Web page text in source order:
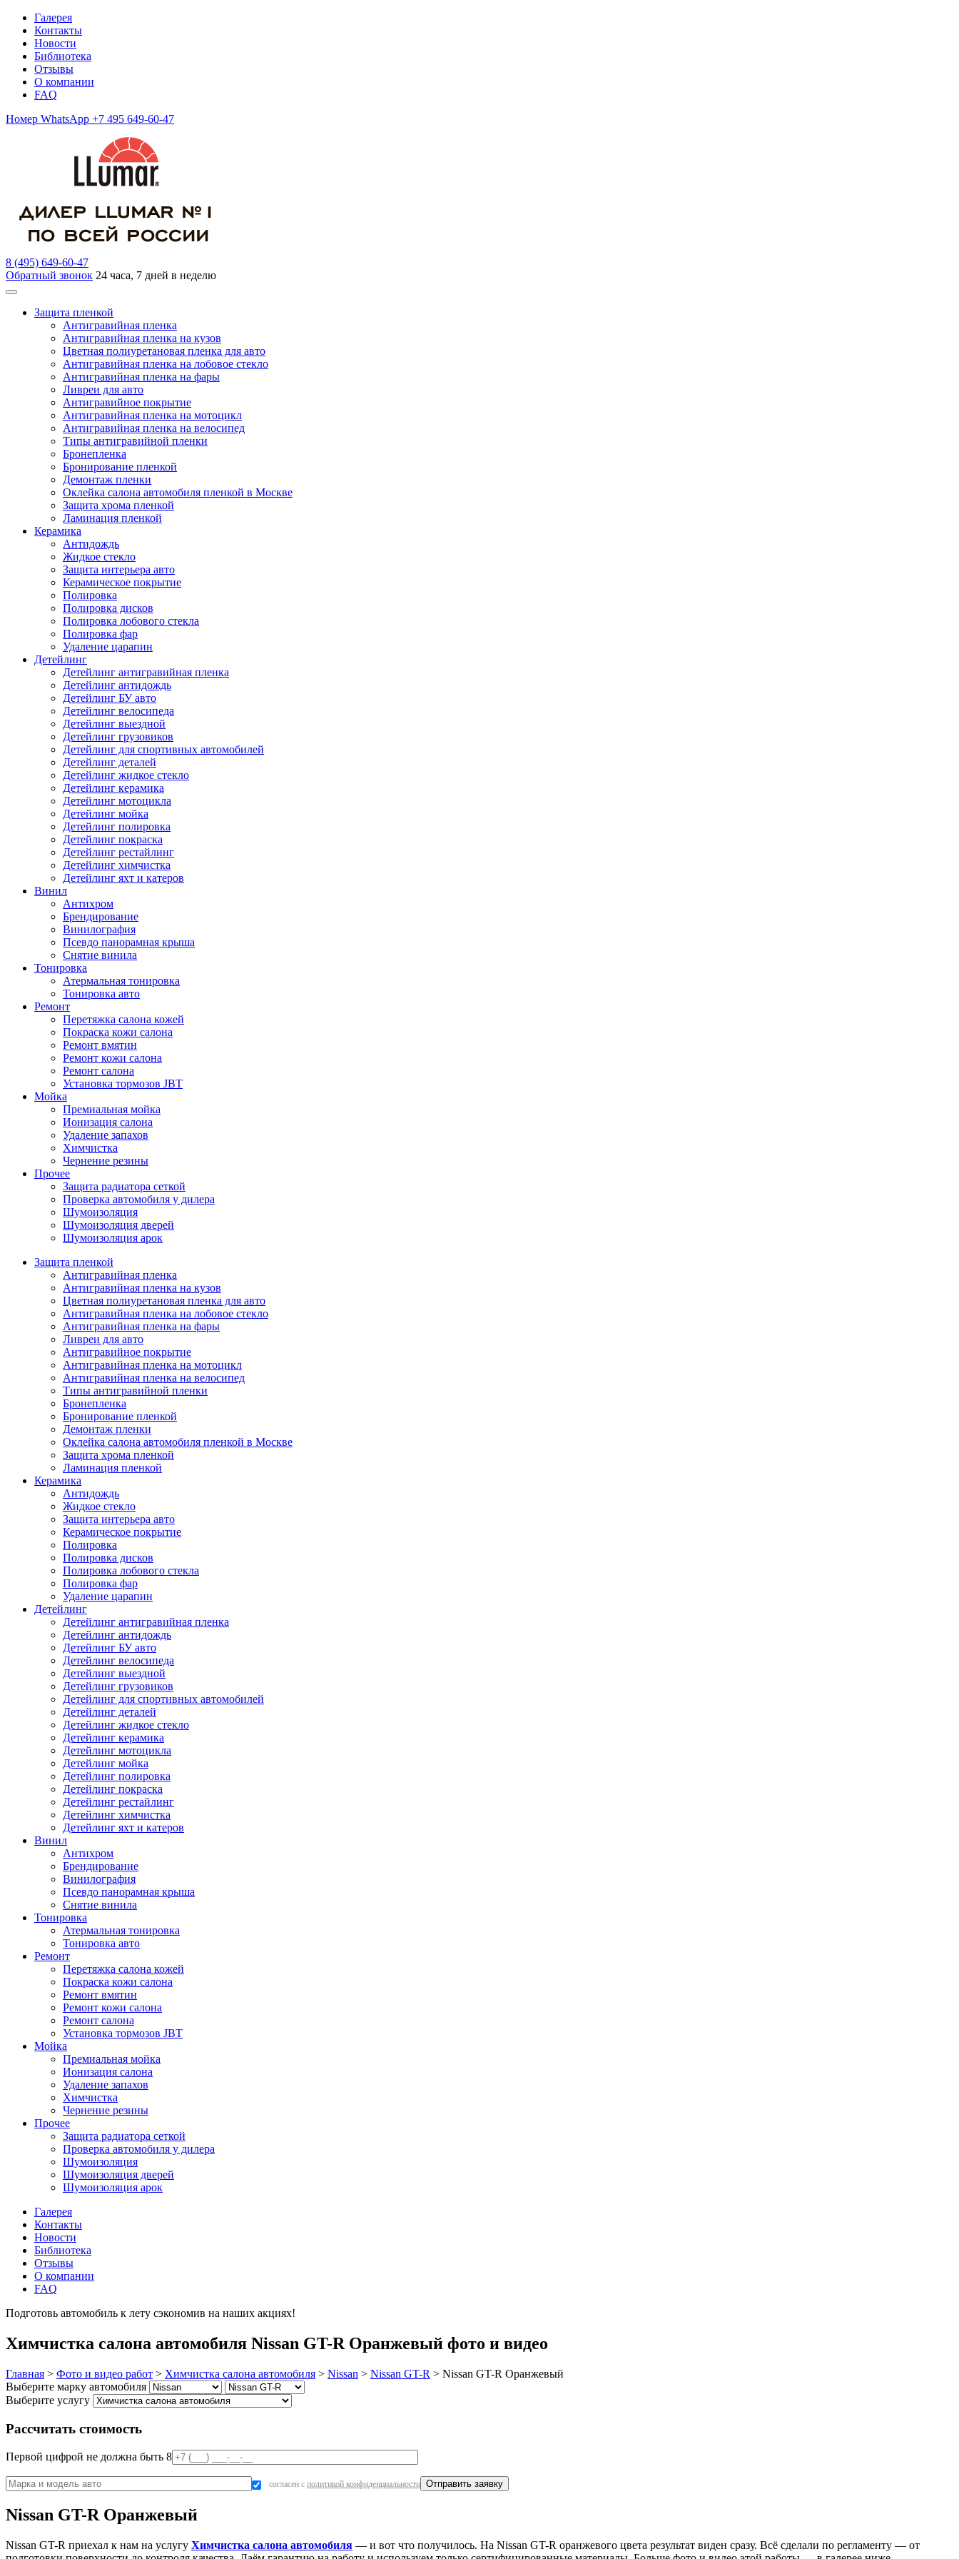
Галерея
Контакты
Новости
Библиотека
Отзывы
О компании
FAQ
Номер WhatsApp +7 495 649-60-47
8 (495) 649-60-47
Обратный звонок 24 часа, 7 дней в неделю
Защита пленкой
Антигравийная пленка
Антигравийная пленка на кузов
Цветная полиуретановая пленка для авто
Антигравийная пленка на лобовое стекло
Антигравийная пленка на фары
Ливреи для авто
Антигравийное покрытие
Антигравийная пленка на мотоцикл
Антигравийная пленка на велосипед
Типы антигравийной пленки
Бронепленка
Бронирование пленкой
Демонтаж пленки
Оклейка салона автомобиля пленкой в Москве
Защита хрома пленкой
Ламинация пленкой
Керамика
Антидождь
Жидкое стекло
Защита интерьера авто
Керамическое покрытие
Полировка
Полировка дисков
Полировка лобового стекла
Полировка фар
Удаление царапин
Детейлинг
Детейлинг антигравийная пленка
Детейлинг антидождь
Детейлинг БУ авто
Детейлинг велосипеда
Детейлинг выездной
Детейлинг грузовиков
Детейлинг для спортивных автомобилей
Детейлинг деталей
Детейлинг жидкое стекло
Детейлинг керамика
Детейлинг мотоцикла
Детейлинг мойка
Детейлинг полировка
Детейлинг покраска
Детейлинг рестайлинг
Детейлинг химчистка
Детейлинг яхт и катеров
Винил
Антихром
Брендирование
Винилография
Псевдо панорамная крыша
Снятие винила
Тонировка
Атермальная тонировка
Тонировка авто
Ремонт
Перетяжка салона кожей
Покраска кожи салона
Ремонт вмятин
Ремонт кожи салона
Ремонт салона
Установка тормозов JBT
Мойка
Премиальная мойка
Ионизация салона
Удаление запахов
Химчистка
Чернение резины
Прочее
Защита радиатора сеткой
Проверка автомобиля у дилера
Шумоизоляция
Шумоизоляция дверей
Шумоизоляция арок
Защита пленкой
Антигравийная пленка
Антигравийная пленка на кузов
Цветная полиуретановая пленка для авто
Антигравийная пленка на лобовое стекло
Антигравийная пленка на фары
Ливреи для авто
Антигравийное покрытие
Антигравийная пленка на мотоцикл
Антигравийная пленка на велосипед
Типы антигравийной пленки
Бронепленка
Бронирование пленкой
Демонтаж пленки
Оклейка салона автомобиля пленкой в Москве
Защита хрома пленкой
Ламинация пленкой
Керамика
Антидождь
Жидкое стекло
Защита интерьера авто
Керамическое покрытие
Полировка
Полировка дисков
Полировка лобового стекла
Полировка фар
Удаление царапин
Детейлинг
Детейлинг антигравийная пленка
Детейлинг антидождь
Детейлинг БУ авто
Детейлинг велосипеда
Детейлинг выездной
Детейлинг грузовиков
Детейлинг для спортивных автомобилей
Детейлинг деталей
Детейлинг жидкое стекло
Детейлинг керамика
Детейлинг мотоцикла
Детейлинг мойка
Детейлинг полировка
Детейлинг покраска
Детейлинг рестайлинг
Детейлинг химчистка
Детейлинг яхт и катеров
Винил
Антихром
Брендирование
Винилография
Псевдо панорамная крыша
Снятие винила
Тонировка
Атермальная тонировка
Тонировка авто
Ремонт
Перетяжка салона кожей
Покраска кожи салона
Ремонт вмятин
Ремонт кожи салона
Ремонт салона
Установка тормозов JBT
Мойка
Премиальная мойка
Ионизация салона
Удаление запахов
Химчистка
Чернение резины
Прочее
Защита радиатора сеткой
Проверка автомобиля у дилера
Шумоизоляция
Шумоизоляция дверей
Шумоизоляция арок
Галерея
Контакты
Новости
Библиотека
Отзывы
О компании
FAQ
Подготовь автомобиль к лету сэкономив на наших акциях!
Химчистка салона автомобиля Nissan GT-R Оранжевый фото и видео
Главная > Фото и видео работ > Химчистка салона автомобиля > Nissan > Nissan GT-R > Nissan GT-R Оранжевый
Выберите марку автомобиля
Выберите услугу
Рассчитать стоимость
Первой цифрой не должна быть 8
согласен с политикой конфиденциальности
Nissan GT-R Оранжевый
Nissan GT-R приехал к нам на услугу Химчистка салона автомобиля — и вот что получилось. На Nissan GT-R оранжевого цвета результат виден сразу. Всё сделали по регламенту — от